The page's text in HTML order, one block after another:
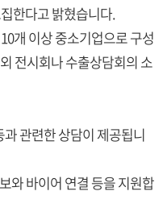
한다고 밝혔습니다.
개 이상 중소기업으로 구성
전시회나 수출상담회의 소
관련한 상담이 제공됩니
와 바이어 연결 등을 지원합